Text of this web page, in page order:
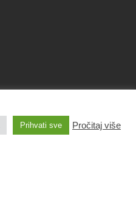
Prihvati sve Pročitaj više